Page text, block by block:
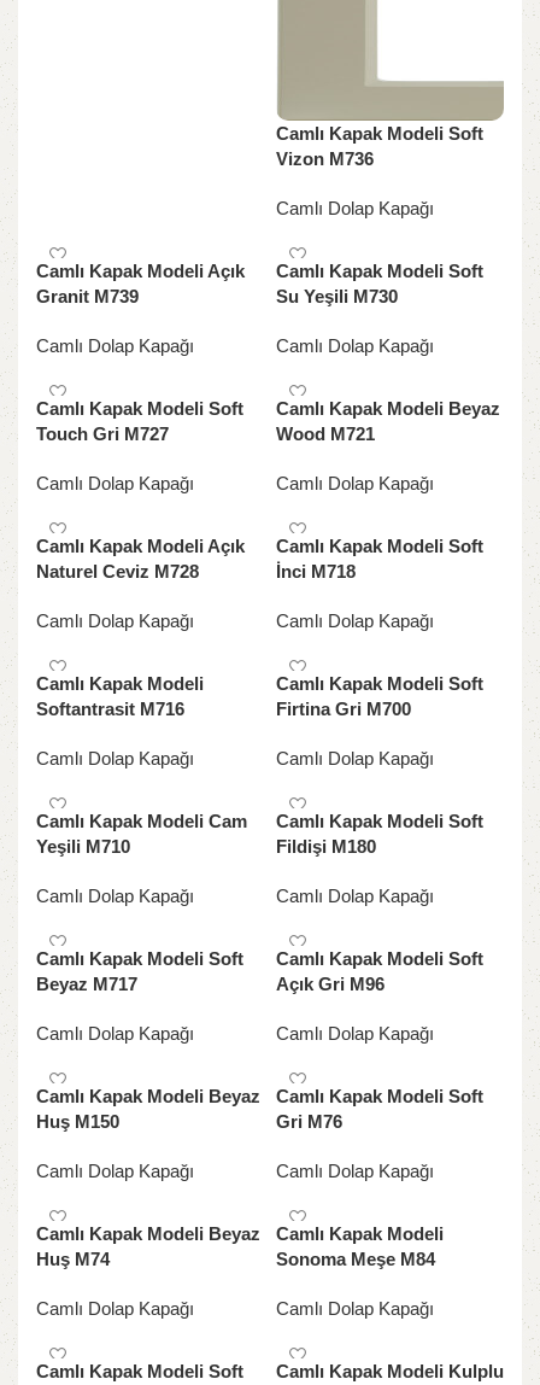
Camlı Kapak Modeli Soft
Vizon M736
Camlı Dolap Kapağı
Camlı Kapak Modeli Açık
Granit M739
Camlı Dolap Kapağı
Camlı Kapak Modeli Soft
Su Yeşili M730
Camlı Dolap Kapağı
Camlı Kapak Modeli Soft
Touch Gri M727
Camlı Dolap Kapağı
Camlı Kapak Modeli Beyaz
Wood M721
Camlı Dolap Kapağı
Camlı Kapak Modeli Açık
Naturel Ceviz M728
Camlı Dolap Kapağı
Camlı Kapak Modeli Soft
İnci M718
Camlı Dolap Kapağı
Camlı Kapak Modeli
Softantrasit M716
Camlı Dolap Kapağı
Camlı Kapak Modeli Soft
Firtina Gri M700
Camlı Dolap Kapağı
Camlı Kapak Modeli Cam
Yeşili M710
Camlı Dolap Kapağı
Camlı Kapak Modeli Soft
Fildişi M180
Camlı Dolap Kapağı
Camlı Kapak Modeli Soft
Beyaz M717
Camlı Dolap Kapağı
Camlı Kapak Modeli Soft
Açık Gri M96
Camlı Dolap Kapağı
Camlı Kapak Modeli Beyaz
Huş M150
Camlı Dolap Kapağı
Camlı Kapak Modeli Soft
Gri M76
Camlı Dolap Kapağı
Camlı Kapak Modeli Beyaz
Huş M74
Camlı Dolap Kapağı
Camlı Kapak Modeli
Sonoma Meşe M84
Camlı Dolap Kapağı
Camlı Kapak Modeli Soft
Camlı Kapak Modeli Kulplu